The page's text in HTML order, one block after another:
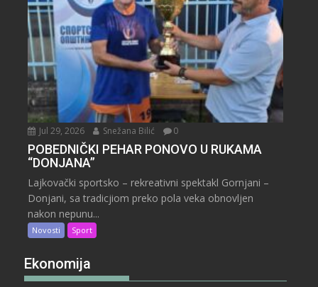
Jul 29, 2026 Snežana Bilić 0
POBEDNIČKI PEHAR PONOVO U RUKAMA
“DONJANA”
Lajkovački sportsko – rekreativni spektakl Gornjani –
Donjani, sa tradicjiom preko pola veka obnovljen
nakon nepunu...
Novosti Sport
Ekonomija